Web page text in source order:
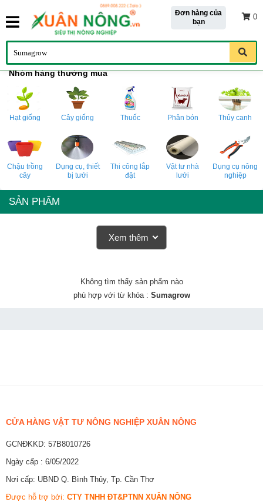
Đơn hàng của
bạn
0
Nhóm hàng thường mua
Hạt giống Cây giống Thuốc Phân bón Thủy canh
Chậu trồng
cây
Dụng cụ, thiết
bị tưới
Thi công lắp
đặt
Vật tư nhà
lưới
Dụng cụ nông
nghiệp
SẢN PHẨM
Xem thêm
Không tìm thấy sản phẩm nào
phù hợp với từ khóa : Sumagrow
CỬA HÀNG VẬT TƯ NÔNG NGHIỆP XUÂN NÔNG
GCNĐKKD: 57B8010726
Ngày cấp : 6/05/2022
Nơi cấp: UBND Q. Bình Thủy, Tp. Cần Thơ
Được hỗ trợ bởi: CTY TNHH ĐT&PTNN XUÂN NÔNG